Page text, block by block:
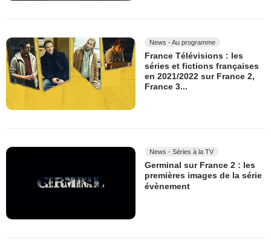
News - Au programme
France Télévisions : les
séries et fictions françaises
en 2021/2022 sur France 2,
France 3...
News - Séries à la TV
Germinal sur France 2 : les
premières images de la série
évènement